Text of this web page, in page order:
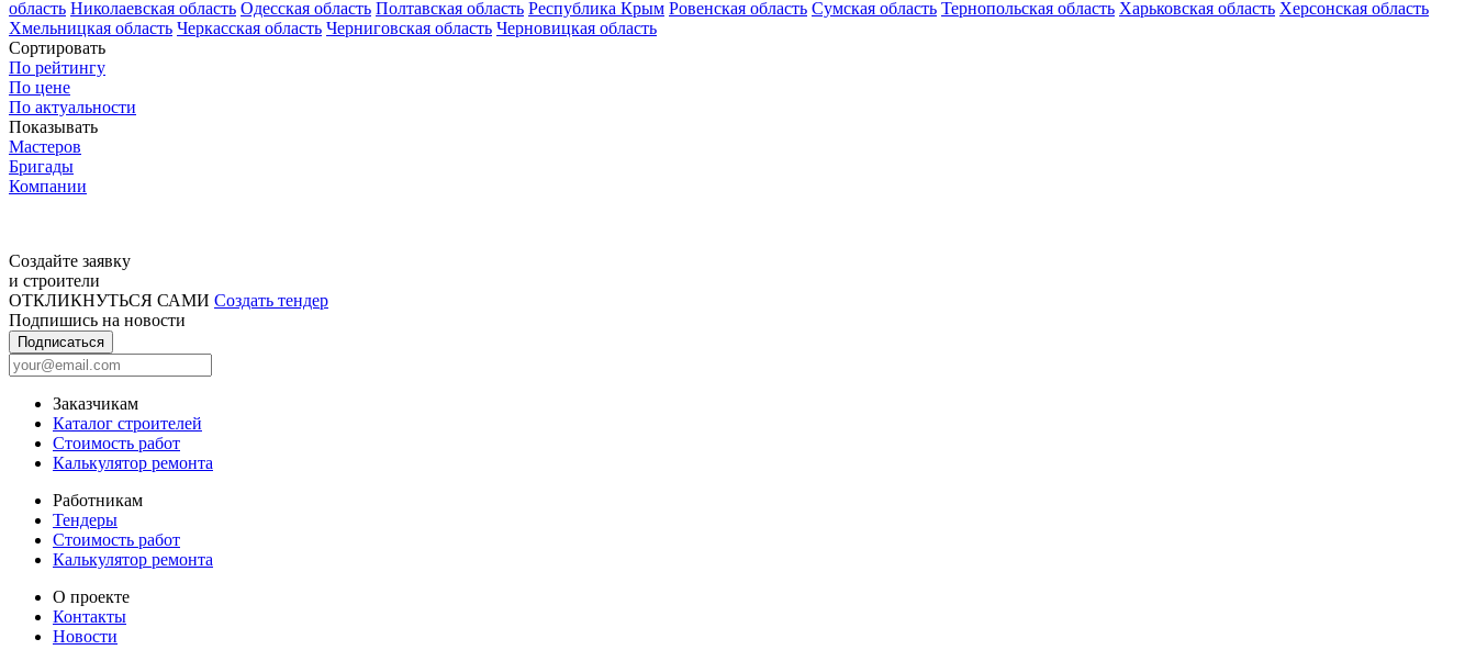
область Николаевская область Одесская область Полтавская область Республика Крым Ровенская область Сумская область Тернопольская область Харьковская область Херсонская область
Хмельницкая область Черкасская область Черниговская область Черновицкая область
Сортировать
По рейтингу
По цене
По актуальности
Показывать
Мастеров
Бригады
Компании
Создайте заявку
и строители
ОТКЛИКНУТЬСЯ САМИ Создать тендер
Подпишись на новости
Подписаться
Заказчикам
Каталог строителей
Стоимость работ
Калькулятор ремонта
Работникам
Тендеры
Стоимость работ
Калькулятор ремонта
О проекте
Контакты
Новости